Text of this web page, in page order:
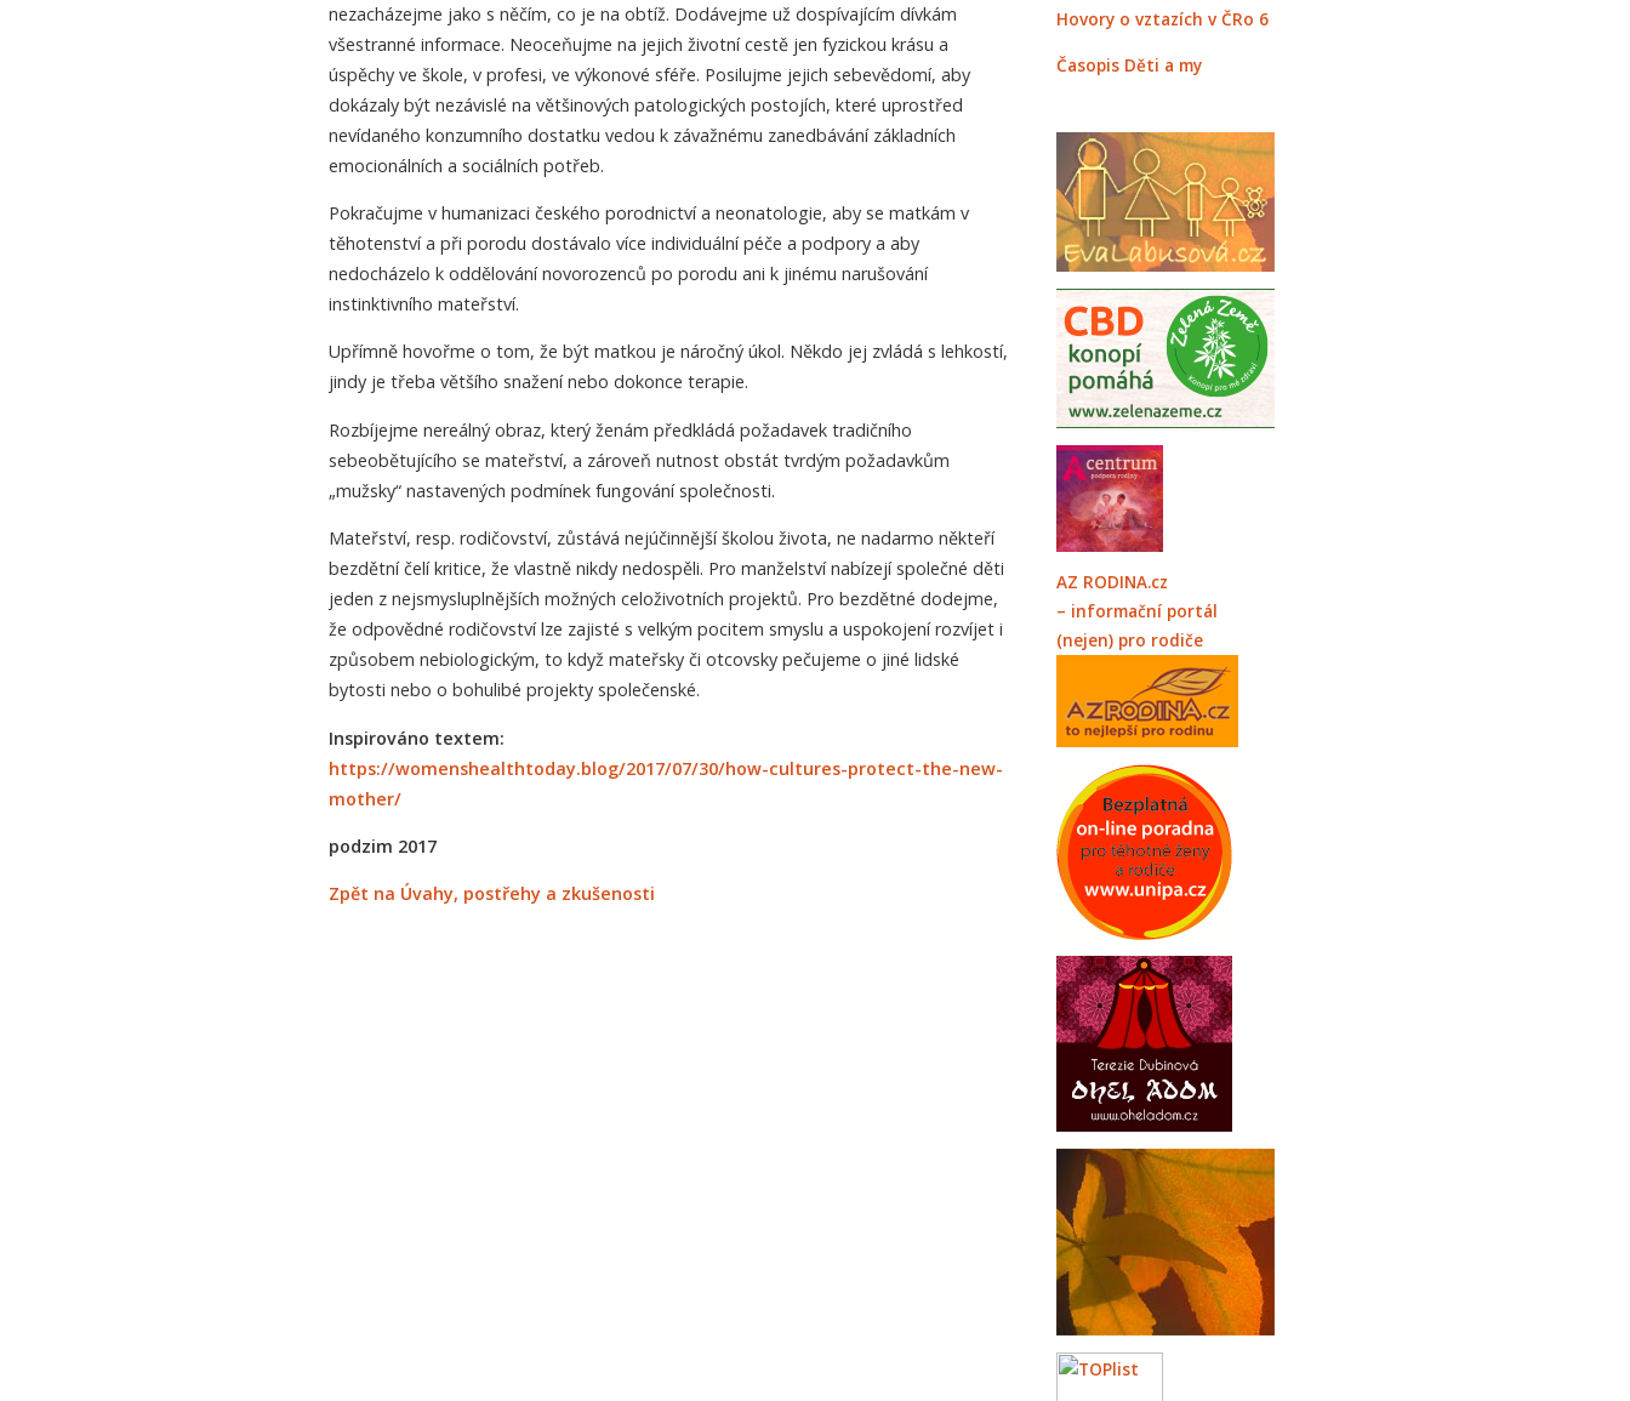
nezacházejme jako s něčím, co je na obtíž. Dodávejme už dospívajícím dívkám
všestranné informace. Neoceňujme na jejich životní cestě jen fyzickou krásu a
úspěchy ve škole, v profesi, ve výkonové sféře. Posilujme jejich sebevědomí, aby
dokázaly být nezávislé na většinových patologických postojích, které uprostřed
nevídaného konzumního dostatku vedou k závažnému zanedbávání základních
emocionálních a sociálních potřeb.
Pokračujme v humanizaci českého porodnictví a neonatologie, aby se matkám v
těhotenství a při porodu dostávalo více individuální péče a podpory a aby
nedocházelo k oddělování novorozenců po porodu ani k jinému narušování
instinktivního mateřství.
Upřímně hovořme o tom, že být matkou je náročný úkol. Někdo jej zvládá s lehkostí,
jindy je třeba většího snažení nebo dokonce terapie.
Rozbíjejme nereálný obraz, který ženám předkládá požadavek tradičního
sebeobětujícího se mateřství, a zároveň nutnost obstát tvrdým požadavkům
„mužsky“ nastavených podmínek fungování společnosti.
Mateřství, resp. rodičovství, zůstává nejúčinnější školou života, ne nadarmo někteří
bezdětní čelí kritice, že vlastně nikdy nedospěli. Pro manželství nabízejí společné děti
jeden z nejsmysluplnějších možných celoživotních projektů. Pro bezdětné dodejme,
že odpovědné rodičovství lze zajisté s velkým pocitem smyslu a uspokojení rozvíjet i
způsobem nebiologickým, to když mateřsky či otcovsky pečujeme o jiné lidské
bytosti nebo o bohulibé projekty společenské.
Inspirováno textem:
https://womenshealthtoday.blog/2017/07/30/how-cultures-protect-the-new-
mother/
podzim 2017
Zpět na Úvahy, postřehy a zkušenosti
Hovory o vztazích v ČRo 6
Časopis Děti a my
AZ RODINA.cz
– informační portál
(nejen) pro rodiče